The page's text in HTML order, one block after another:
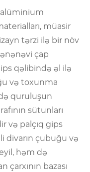
müasir
tərzi ilə bir növ
çap
qəlibində əl ilə
və toxunma
quruluşun
sütunları
və palçıq gips
divarın çubuğu və
həm də
çarxının bazası